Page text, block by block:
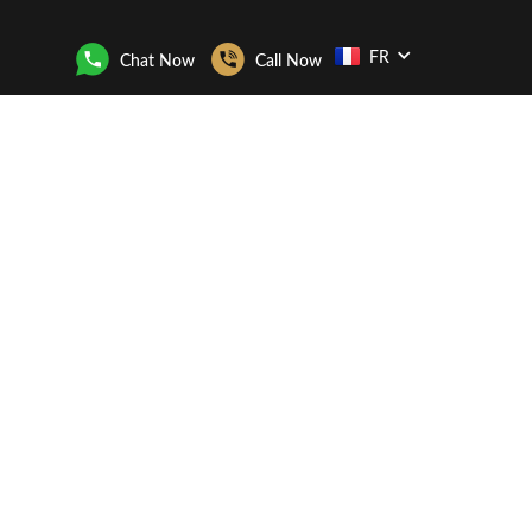
Chat Now Call Now FR